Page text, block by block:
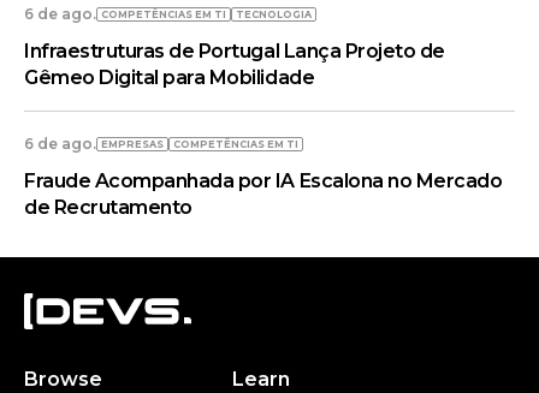
6 de ago. COMPETÊNCIAS EM TI TECNOLOGIA
Infraestruturas de Portugal Lança Projeto de
Gêmeo Digital para Mobilidade
6 de ago. EMPRESAS COMPETÊNCIAS EM TI
Fraude Acompanhada por IA Escalona no Mercado
de Recrutamento
Browse Learn